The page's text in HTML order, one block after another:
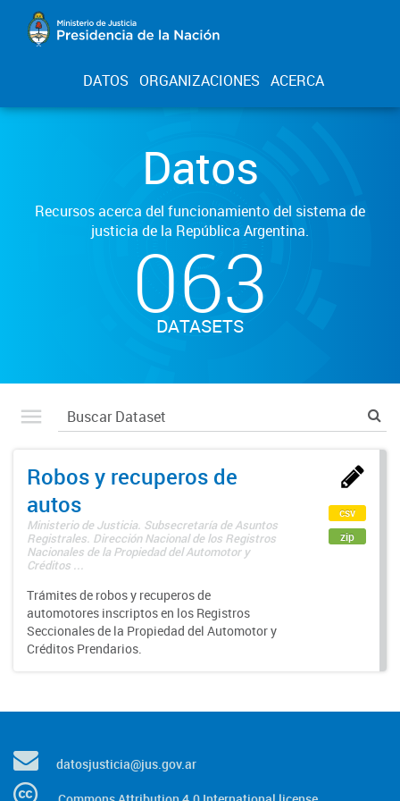
DATOS ORGANIZACIONES ACERCA
Datos
Recursos acerca del funcionamiento del sistema de
justicia de la República Argentina.
063
DATASETS
Robos y recuperos de
autos
Ministerio de Justicia. Subsecretaría de Asuntos
Registrales. Dirección Nacional de los Registros
Nacionales de la Propiedad del Automotor y
Créditos ...
Trámites de robos y recuperos de
automotores inscriptos en los Registros
Seccionales de la Propiedad del Automotor y
Créditos Prendarios.
csv
zip
datosjusticia@jus.gov.ar